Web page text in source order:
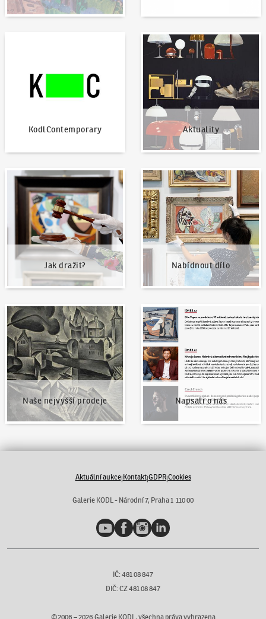
KodlContemporary Aktuality
Aktuality
Jak dražit?
Jak dražit?
Nabídnout dílo
Nabídnout dílo
Naše nejvyšší prodeje
Naše nejvyšší prodeje
Napsali o nás
Napsali o nás
Aktuální aukce|Kontakt|GDPR|Cookies
Galerie KODL - Národní 7, Praha 1 110 00
YouTubeFacebookInstagramLinkedIn
IČ: 481 08 847
DIČ: CZ 481 08 847
©2006 –2026 Galerie KODL, všechna práva vyhrazena